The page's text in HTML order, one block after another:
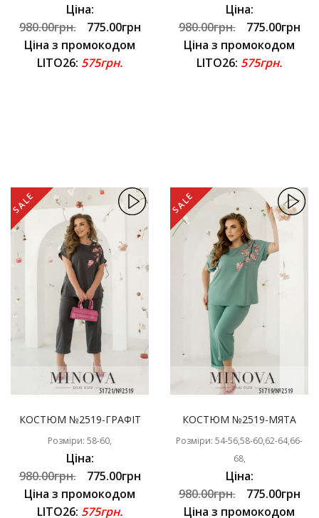
Ціна:
980.00грн.
775.00грн
Ціна з промокодом
LITO26: 575грн.
Ціна:
980.00грн.
775.00грн
Ціна з промокодом
LITO26: 575грн.
SALE
КОСТЮМ №2519-ГРАФІТ
Розміри: 58-60,
Ціна:
980.00грн.
775.00грн
Ціна з промокодом
LITO26: 575грн.
SALE
КОСТЮМ №2519-МЯТА
Розміри: 54-56,58-60,62-64,66-
68,
Ціна:
980.00грн.
775.00грн
Ціна з промокодом